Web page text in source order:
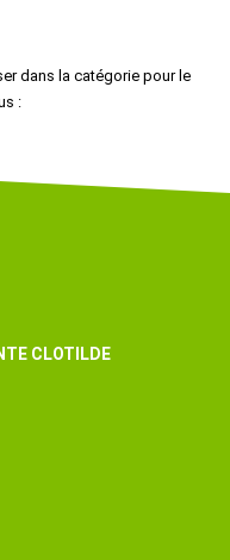
?
dans la catégorie pour le
:
CLOTILDE